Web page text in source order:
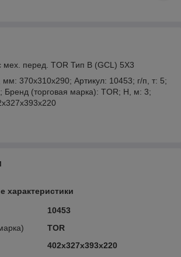
мех. перед. TOR Тип В (GCL) 5Х3
мм: 370x310x290; Артикул: 10453; г/п, т: 5;
Бренд (торговая марка): TOR; Н, м: 3;
характеристики
10453
TOR
402х327х393х220